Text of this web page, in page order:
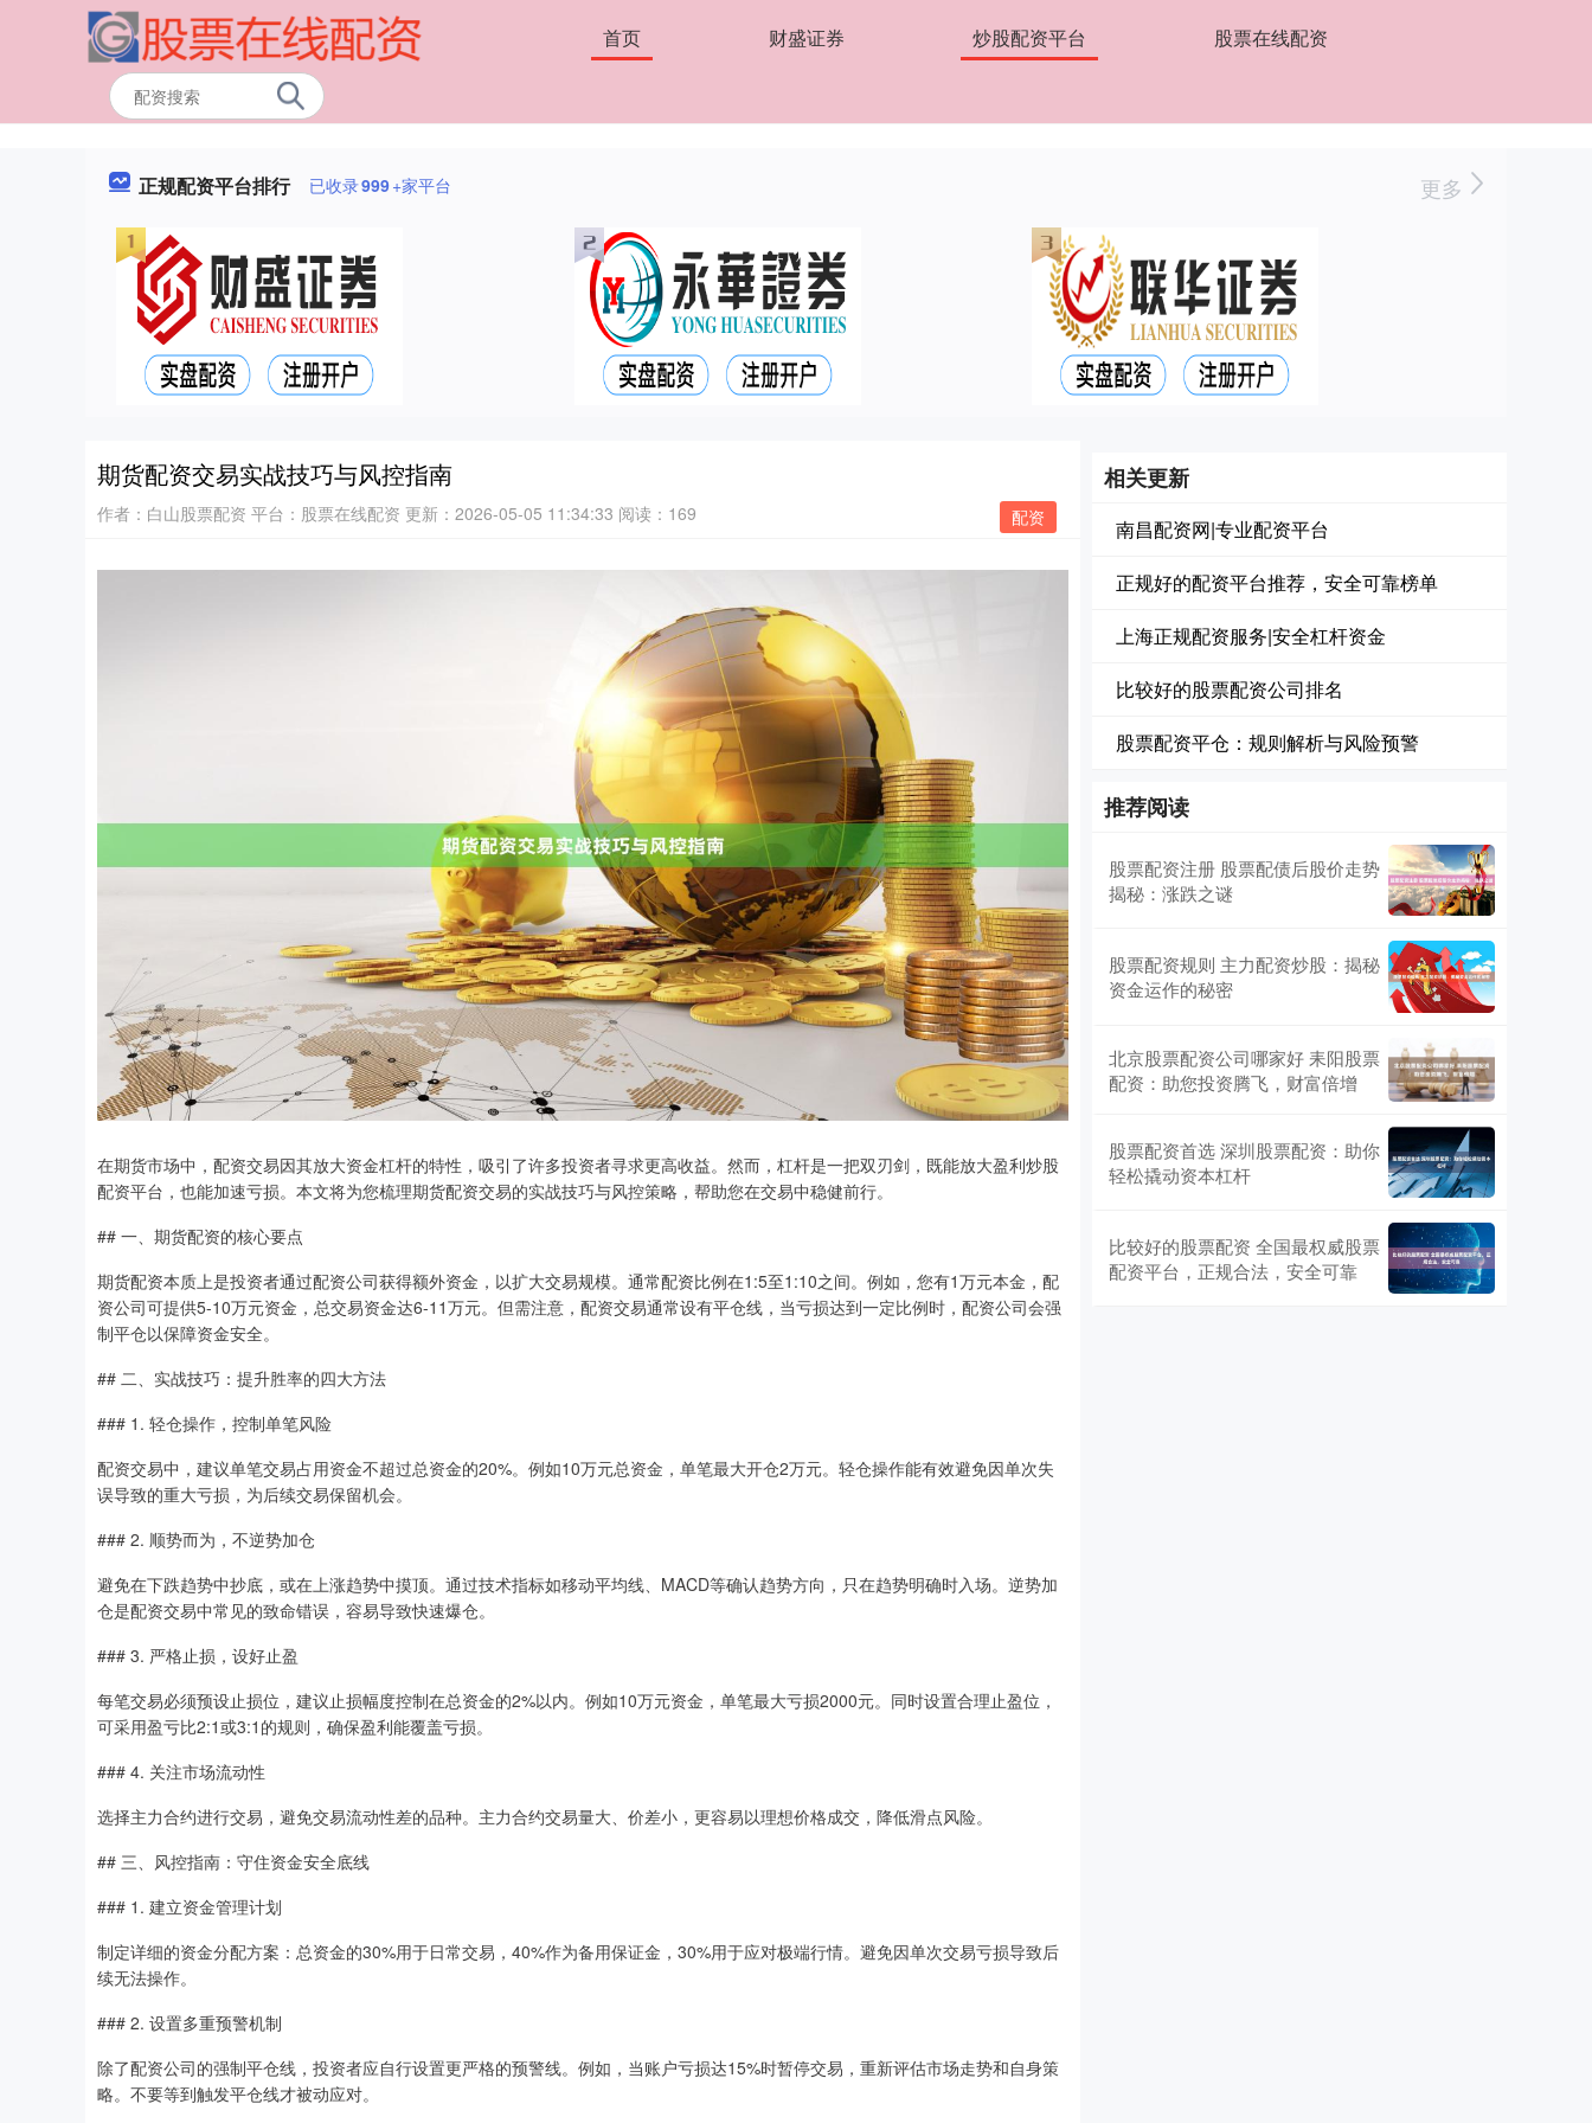
首页 财盛证券 炒股配资平台 股票在线配资
正规配资平台排行 已收录999+家平台 更多
期货配资交易实战技巧与风控指南
配资
作者：白山股票配资 平台：股票在线配资 更新：2026-05-05 11:34:33 阅读：169
在期货市场中，配资交易因其放大资金杠杆的特性，吸引了许多投资者寻求更高收益。然而，杠杆是一把双刃剑，既能放大盈利炒股
配资平台，也能加速亏损。本文将为您梳理期货配资交易的实战技巧与风控策略，帮助您在交易中稳健前行。
## 一、期货配资的核心要点
期货配资本质上是投资者通过配资公司获得额外资金，以扩大交易规模。通常配资比例在1:5至1:10之间。例如，您有1万元本金，配
资公司可提供5-10万元资金，总交易资金达6-11万元。但需注意，配资交易通常设有平仓线，当亏损达到一定比例时，配资公司会强
制平仓以保障资金安全。
## 二、实战技巧：提升胜率的四大方法
### 1. 轻仓操作，控制单笔风险
配资交易中，建议单笔交易占用资金不超过总资金的20%。例如10万元总资金，单笔最大开仓2万元。轻仓操作能有效避免因单次失
误导致的重大亏损，为后续交易保留机会。
### 2. 顺势而为，不逆势加仓
避免在下跌趋势中抄底，或在上涨趋势中摸顶。通过技术指标如移动平均线、MACD等确认趋势方向，只在趋势明确时入场。逆势加
仓是配资交易中常见的致命错误，容易导致快速爆仓。
### 3. 严格止损，设好止盈
每笔交易必须预设止损位，建议止损幅度控制在总资金的2%以内。例如10万元资金，单笔最大亏损2000元。同时设置合理止盈位，
可采用盈亏比2:1或3:1的规则，确保盈利能覆盖亏损。
### 4. 关注市场流动性
选择主力合约进行交易，避免交易流动性差的品种。主力合约交易量大、价差小，更容易以理想价格成交，降低滑点风险。
## 三、风控指南：守住资金安全底线
### 1. 建立资金管理计划
制定详细的资金分配方案：总资金的30%用于日常交易，40%作为备用保证金，30%用于应对极端行情。避免因单次交易亏损导致后
续无法操作。
### 2. 设置多重预警机制
除了配资公司的强制平仓线，投资者应自行设置更严格的预警线。例如，当账户亏损达15%时暂停交易，重新评估市场走势和自身策
略。不要等到触发平仓线才被动应对。
相关更新
南昌配资网|专业配资平台
正规好的配资平台推荐，安全可靠榜单
上海正规配资服务|安全杠杆资金
比较好的股票配资公司排名
股票配资平仓：规则解析与风险预警
推荐阅读
股票配资注册 股票配债后股价走势
揭秘：涨跌之谜
股票配资规则 主力配资炒股：揭秘
资金运作的秘密
北京股票配资公司哪家好 耒阳股票
配资：助您投资腾飞，财富倍增
股票配资首选 深圳股票配资：助你
轻松撬动资本杠杆
比较好的股票配资 全国最权威股票
配资平台，正规合法，安全可靠